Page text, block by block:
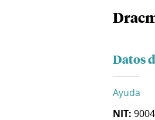
Datos
Ayuda
NIT: